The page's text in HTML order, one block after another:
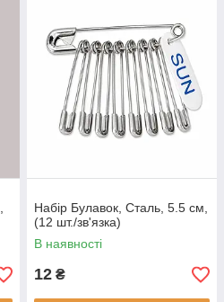
Набір Булавок, Сталь, 5.5 см,
(12 шт./зв'язка)
В наявності
12 ₴